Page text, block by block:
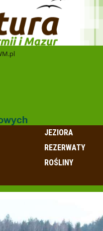
JEZIORA
REZERWATY
ROŚLINY